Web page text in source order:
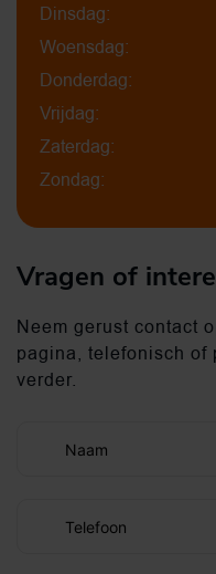
Dinsdag:
Woensdag:
Donderdag:
Vrijdag:
Zaterdag:
Zondag:
Vragen of
Neem gerust contact
pagina, telefonisch of
verder.
Naam
Telefoon